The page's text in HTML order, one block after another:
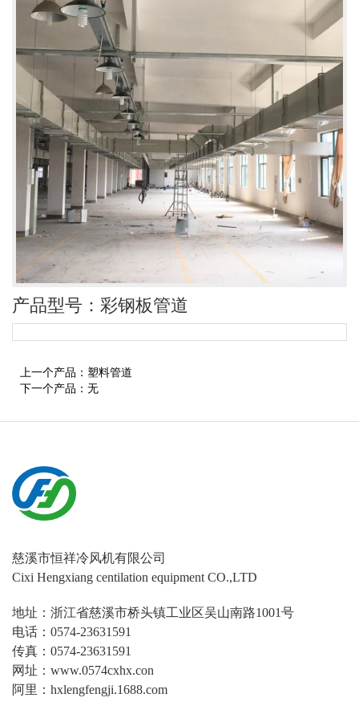
产品型号：彩钢板管道
上一个产品： 塑料管道
下一个产品： 无
慈溪市恒祥冷风机有限公司
Cixi Hengxiang centilation equipment CO.,LTD
地址：浙江省慈溪市桥头镇工业区吴山南路1001号
电话：0574-23631591
传真：0574-23631591
网址：www.0574cxhx.con
阿里：hxlengfengji.1688.com